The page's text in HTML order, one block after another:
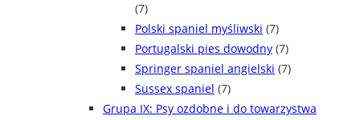
(7)
Polski spaniel myśliwski (7)
Portugalski pies dowodny (7)
Springer spaniel angielski (7)
Sussex spaniel (7)
Grupa IX: Psy ozdobne i do towarzystwa